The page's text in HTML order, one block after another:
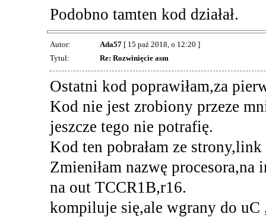
Podobno tamten kod działał.
Autor: Ada57[ 15 paź 2018, o 12:20 ]
Tytuł:
Re: Rozwinięcie asm
Ostatni kod poprawiłam,za
Kod nie jest zrobiony przeze
jeszcze tego nie potrafię.
Kod ten pobrałam ze
Zmieniłam nazwę
na out TCCR1B,r16.
kompiluje się,ale wgrany do uC